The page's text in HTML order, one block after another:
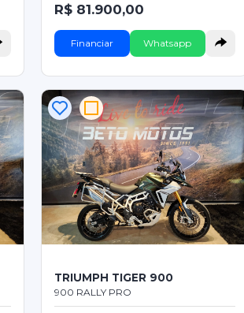
R$ 81.900,00
Financiar Whatsapp
TRIUMPH TIGER 900
900 RALLY PRO